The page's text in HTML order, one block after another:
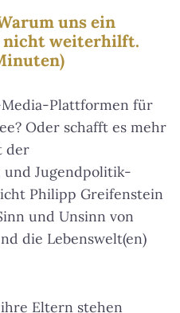
uns ein
nicht weiterhilft.
Plattformen für
Oder schafft es mehr
der
und Jugendpolitik-
Philipp Greifenstein
und Unsinn von
die Lebenswelt(en)
Eltern stehen